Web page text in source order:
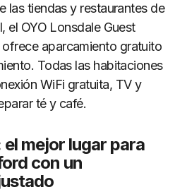
las tiendas y restaurantes de
el OYO Lonsdale Guest
aparcamiento gratuito
Todas las habitaciones
WiFi gratuita, TV y
té y café.
mejor lugar para
con un